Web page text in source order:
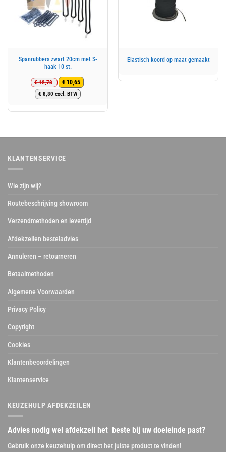
Spanrubbers zwart 20cm met S-
haak 10 st.
€12,78
Oorspronkelijke
prijs
€ 12,78.
€ 10,65
Huidige
prijs
€ 10,65.
€ 8,80 excl. BTW
Elastisch koord op maat gemaakt
KLANTENSERVICE
Wie zijn wij?
Routebeschrijving showroom
Verzendmethoden en levertijd
Afdekzeilen besteladvies
Annuleren – retourneren
Betaalmethoden
Algemene Voorwaarden
Privacy Policy
Copyright
Cookies
Klantenbeoordelingen
Klantenservice
KEUZEHULP AFDEKZEILEN
Advies nodig wel afdekzeil het beste bij uw doeleinde past?
Gebruik onze keuzehulp om direct het juiste product te vinden!